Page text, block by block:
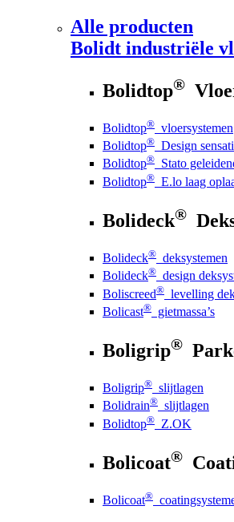
Alle producten
Bolidt industriële
Bolidtop®
Bolidtop® vloersystemen
Bolidtop® Design
Bolidtop® Stato
Bolidtop® E.lo laag
Bolideck®
Bolideck® deksystemen
Bolideck® design
Boliscreed® levelling
Bolicast® gietmassa’s
Boligrip®
Boligrip® slijtlagen
Bolidrain® slijtlagen
Bolidtop® Z.OK
Bolicoat®
Bolicoat®